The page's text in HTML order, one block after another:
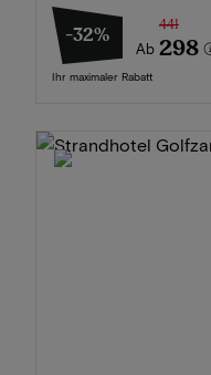
-32%
Ab
441
298
Ihr maximaler Rabatt